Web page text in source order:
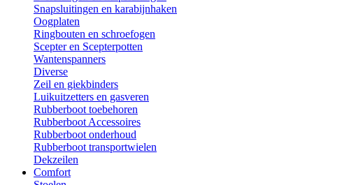
Snapsluitingen en karabijnhaken
Oogplaten
Ringbouten en schroefogen
Scepter en Scepterpotten
Wantenspanners
Diverse
Zeil en giekbinders
Luikuitzetters en gasveren
Rubberboot toebehoren
Rubberboot Accessoires
Rubberboot onderhoud
Rubberboot transportwielen
Dekzeilen
Comfort